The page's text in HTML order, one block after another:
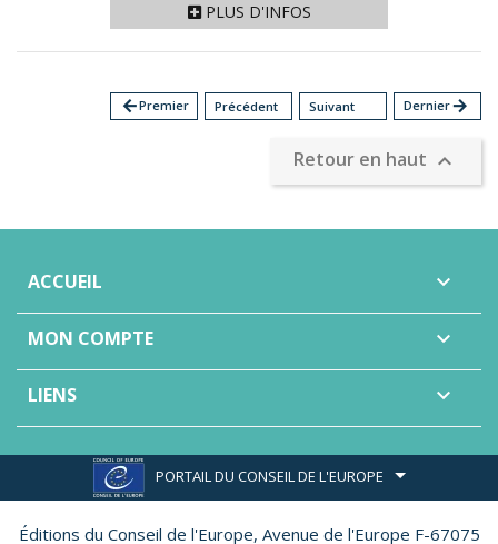
PLUS D'INFOS
arrow_backPremier Précédent Suivant Dernierarrow_forward
Retour en haut 
ACCUEIL 
MON COMPTE 
LIENS 
PORTAIL DU CONSEIL DE L'EUROPE
Éditions du Conseil de l'Europe, Avenue de l'Europe F-67075